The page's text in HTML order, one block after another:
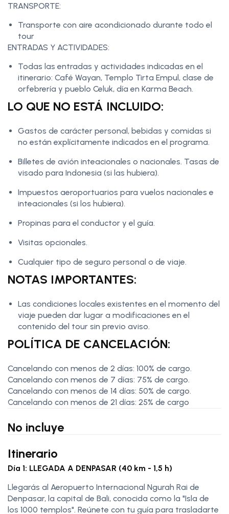
TRANSPORTE:
Transporte con aire acondicionado durante todo el
tour
ENTRADAS Y ACTIVIDADES:
Todas las entradas y actividades indicadas en el
itinerario: Café Wayan, Templo Tirta Empul, clase de
orfebrería y pueblo Celuk, día en Karma Beach.
LO QUE NO ESTÁ INCLUIDO:
Gastos de carácter personal, bebidas y comidas si
no están explícitamente indicados en el programa.
Billetes de avión inteacionales o nacionales. Tasas de
visado para Indonesia (si las hubiera).
Impuestos aeroportuarios para vuelos nacionales e
inteacionales (si los hubiera).
Propinas para el conductor y el guía.
Visitas opcionales.
Cualquier tipo de seguro personal o de viaje.
NOTAS IMPORTANTES:
Las condiciones locales existentes en el momento del
viaje pueden dar lugar a modificaciones en el
contenido del tour sin previo aviso.
POLÍTICA DE CANCELACIÓN:
Cancelando con menos de 2 días: 100% de cargo.
Cancelando con menos de 7 días: 75% de cargo.
Cancelando con menos de 14 días: 50% de cargo.
Cancelando con menos de 21 días: 25% de cargo
No incluye
Itinerario
Día 1: LLEGADA A DENPASAR (40 km - 1,5 h)
Llegarás al Aeropuerto Internacional Ngurah Rai de
Denpasar, la capital de Bali, conocida como la "Isla de
los 1000 templos". Reúnete con tu guía para trasladarte